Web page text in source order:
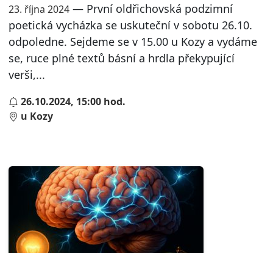
23. října 2024— První oldřichovská podzimní
poetická vycházka se uskuteční v sobotu 26.10.
odpoledne. Sejdeme se v 15.00 u Kozy a vydáme
se, ruce plné textů básní a hrdla překypující
verši,...
26.10.2024, 15:00 hod.
u Kozy